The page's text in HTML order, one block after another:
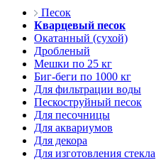
Песок
Кварцевый песок
Окатанный (сухой)
Дробленый
Мешки по 25 кг
Биг-беги по 1000 кг
Для фильтрации воды
Пескоструйный песок
Для песочницы
Для аквариумов
Для декора
Для изготовления стекла